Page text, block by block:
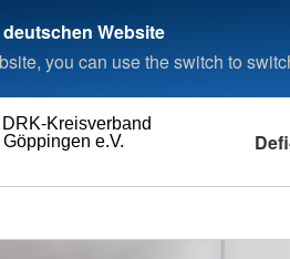
Website
you can use the switch to
Göppingen e.V.
DRK-Kreisverband